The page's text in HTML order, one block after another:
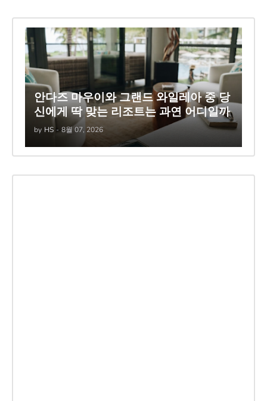
안다즈 마우이와 그랜드 와일레아 중 당
신에게 딱 맞는 리조트는 과연 어디일까
by HS - 8월 07, 2026